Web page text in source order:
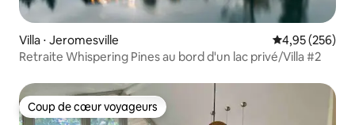
Villa ⋅ Jeromesville Évaluation
4,95 (256)
Retraite Whispering Pines au bord d'un lac privé/Villa #2
Coup de cœur voyageurs
Coup de cœur voyageurs